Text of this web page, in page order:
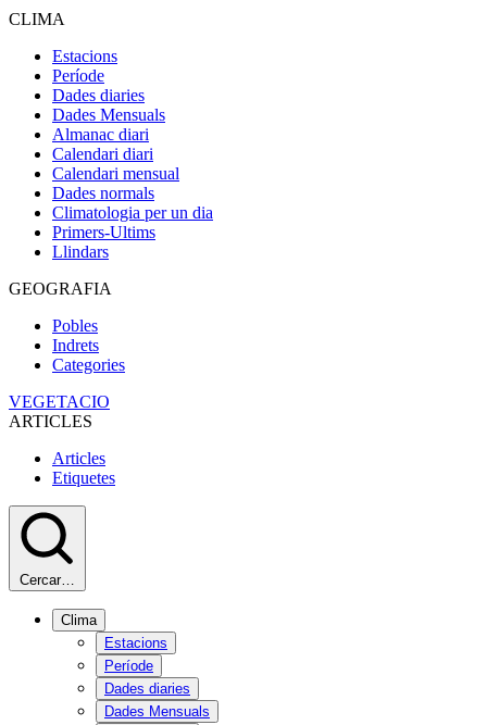
CLIMA
Estacions
Període
Dades diaries
Dades Mensuals
Almanac diari
Calendari diari
Calendari mensual
Dades normals
Climatologia per un dia
Primers-Ultims
Llindars
GEOGRAFIA
Pobles
Indrets
Categories
VEGETACIO
ARTICLES
Articles
Etiquetes
Cercar…
Clima
Estacions
Període
Dades diaries
Dades Mensuals